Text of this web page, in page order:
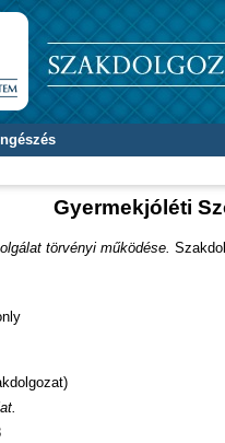
Gyermekjóléti
törvényi működése.